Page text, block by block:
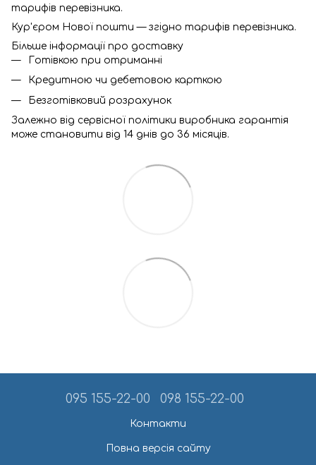
тарифів перевізника.
Кур'єром Нової пошти — згідно тарифів перевізника.
Більше інформації про доставку
Готівкою при отриманні
Кредитною чи дебетовою карткою
Безготівковий розрахунок
Залежно від сервісної політики виробника гарантія
може становити від 14 днів до 36 місяців.
095 155-22-00 098 155-22-00
Контакти
Повна версія сайту